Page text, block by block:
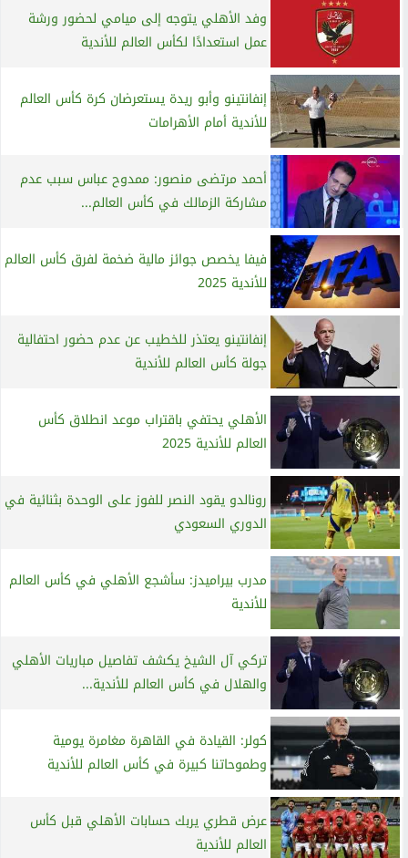
وفد الأهلي يتوجه إلى ميامي لحضور ورشة
عمل استعدادًا لكأس العالم للأندية
إنفانتينو وأبو ريدة يستعرضان كرة كأس العالم
للأندية أمام الأهرامات
أحمد مرتضى منصور: ممدوح عباس سبب عدم
مشاركة الزمالك في كأس العالم...
فيفا يخصص جوائز مالية ضخمة لفرق كأس العالم
للأندية 2025
إنفانتينو يعتذر للخطيب عن عدم حضور احتفالية
جولة كأس العالم للأندية
الأهلي يحتفي باقتراب موعد انطلاق كأس
العالم للأندية 2025
رونالدو يقود النصر للفوز على الوحدة بثنائية في
الدوري السعودي
مدرب بيراميدز: سأشجع الأهلي في كأس العالم
للأندية
تركي آل الشيخ يكشف تفاصيل مباريات الأهلي
والهلال في كأس العالم للأندية...
كولر: القيادة في القاهرة مغامرة يومية
وطموحاتنا كبيرة في كأس العالم للأندية
عرض قطري يربك حسابات الأهلي قبل كأس
العالم للأندية